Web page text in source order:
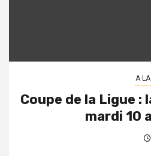
A
Coupe de la Ligue :
mardi 10